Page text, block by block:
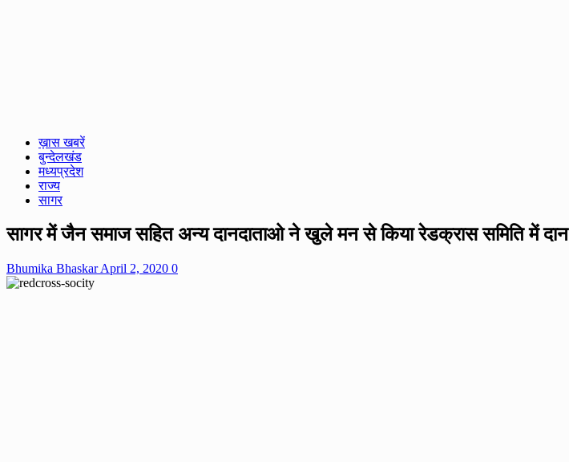
ख़ास खबरें
बुन्देलखंड
मध्यप्रदेश
राज्य
सागर
सागर में जैन समाज सहित अन्य दानदाताओ ने खुले मन से किया रेडक्रास समिति में दान
Bhumika BhaskarApril 2, 2020 0